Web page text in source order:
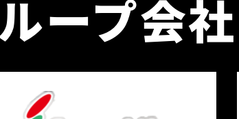
ープ会社